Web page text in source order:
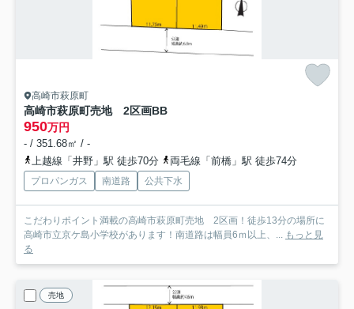
高崎市萩原町
高崎市萩原町売地 2区画BB
950万円
- / 351.68㎡ / -
上越線「井野」駅 徒歩70分
両毛線「前橋」駅 徒歩74分
プロパンガス 南道路 公共下水
こだわりポイント満載の高崎市萩原町売地 2区画！徒歩13分の場所に
高崎市立京ケ島小学校があります！南道路は幅員6ｍ以上、... もっと見
る
売地